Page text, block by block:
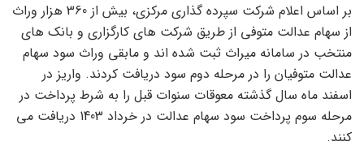
بر اساس اعلام شرکت سپرده گذاری مرکزی، بیش از 360 هزار وراث
از سهام عدالت متوفی از طریق شرکت های کارگزاری و بانک های
منتخب در سامانه میراث ثبت شده اند و مابقی وراث سود سهام
عدالت متوفیان را در مرحله دوم سود دریافت کردند. واریز در
اسفند ماه سال گذشته معوقات سنوات قبل را به شرط پرداخت در
مرحله سوم پرداخت سود سهام عدالت در خرداد 1403 دریافت می
کنند.